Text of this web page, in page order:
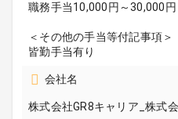
職務手当10,000円～30,000円
＜その他の手当等付記事項＞
皆勤手当有り
会社名
株式会社GR8キャリア_株式